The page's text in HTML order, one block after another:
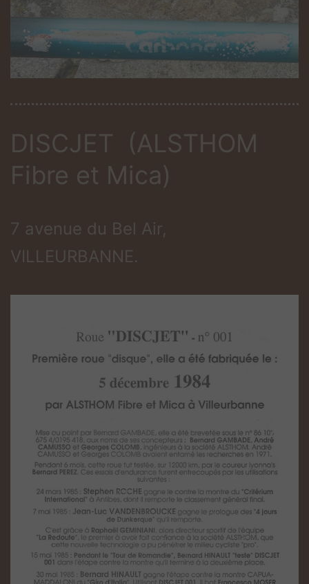
DISCJET (ALSTHOM
Fibre et Mica)
7 avenue du Bel Air,
VILLEURBANNE.